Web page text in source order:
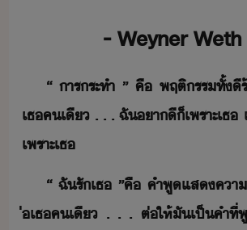
​-​ ​Weyner​
“​ ​ารระทำ​ ​”​ ​คื​ ​พฤติรร​ทั้​ี
เธ​คเี​ ​.​ ​.​ ​.​ ​ฉั​า​ี​็​เพราะ​เธ
เพราะ​เธ
“​ ​ฉั​รั​เธ​ ​”​คื​ ​คำพู​แส​คา
​เธ​คเี​ ​.​ ​.​ ​.​ ​ต่ให้​ั​เป็​คำ​ที่​